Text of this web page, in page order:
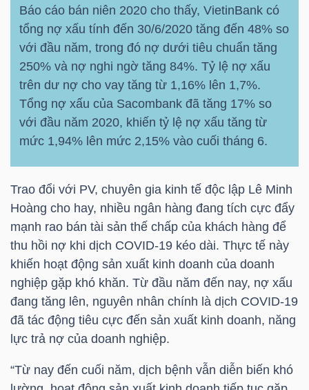
Báo cáo bán niên 2020 cho thấy, VietinBank có
tổng nợ xấu tính đến 30/6/2020 tăng đến 48% so
với đầu năm, trong đó nợ dưới tiêu chuẩn tăng
250% và nợ nghi ngờ tăng 84%. Tỷ lệ nợ xấu
trên dư nợ cho vay tăng từ 1,16% lên 1,7%.
Tổng nợ xấu của Sacombank đã tăng 17% so
với đầu năm 2020, khiến tỷ lệ nợ xấu tăng từ
mức 1,94% lên mức 2,15% vào cuối tháng 6.
Trao đổi với PV, chuyên gia kinh tế độc lập Lê Minh
Hoàng cho hay, nhiều ngân hàng đang tích cực đẩy
mạnh rao bán tài sản thế chấp của khách hàng để
thu hồi nợ khi dịch COVID-19 kéo dài. Thực tế này
khiến hoạt động sản xuất kinh doanh của doanh
nghiệp gặp khó khăn. Từ đầu năm đến nay, nợ xấu
đang tăng lên, nguyên nhân chính là dịch COVID-19
đã tác động tiêu cực đến sản xuất kinh doanh, năng
lực trả nợ của doanh nghiệp.
“Từ nay đến cuối năm, dịch bệnh vẫn diễn biến khó
LƯỢNG
NGUYÊN
VẬT
LIỆU
CÔNG
NGHIỆP
TIÊU
DÙNG
THIẾT